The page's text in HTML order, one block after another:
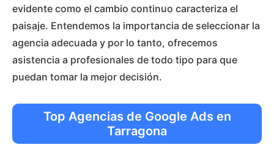
evidente como el cambio continuo caracteriza el
paisaje. Entendemos la importancia de seleccionar la
agencia adecuada y por lo tanto, ofrecemos
asistencia a profesionales de todo tipo para que
puedan tomar la mejor decisión.
Top Agencias de Google Ads en
Tarragona